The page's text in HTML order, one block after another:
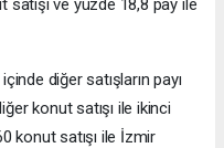
satışı ve yüzde 18,8 pay ile
diğer satışların payı
konut satışı ile ikinci
konut satışı ile İzmir